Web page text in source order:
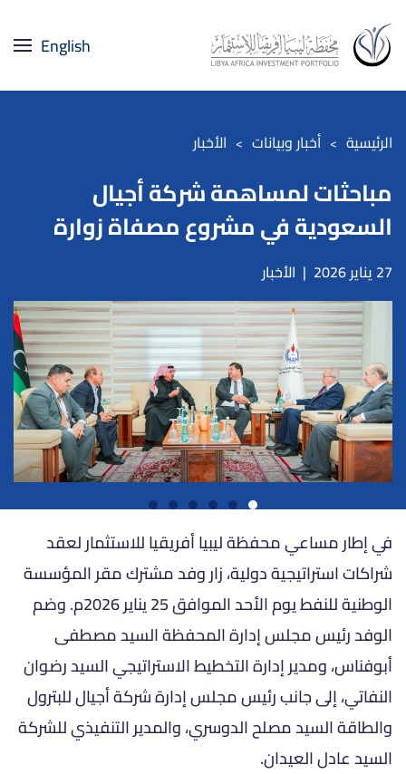
Skip to main content
English
الرئيسية أخبار وبيانات الأخبار
مباحثات لمساهمة شركة أجيال
السعودية في مشروع مصفاة زوارة
27 يناير 2026 | الأخبار
في إطار مساعي محفظة ليبيا أفريقيا للاستثمار لعقد
شراكات استراتيجية دولية، زار وفد مشترك مقر المؤسسة
الوطنية للنفط يوم الأحد الموافق 25 يناير 2026م. وضم
الوفد رئيس مجلس إدارة المحفظة السيد مصطفى
أبوفناس، ومدير إدارة التخطيط الاستراتيجي السيد رضوان
النفاتي، إلى جانب رئيس مجلس إدارة شركة أجيال للبترول
والطاقة السيد مصلح الدوسري، والمدير التنفيذي للشركة
السيد عادل العيدان.